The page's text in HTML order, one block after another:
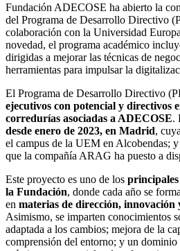
Fundación ADECOSE ha abierto la
del Programa de Desarrollo Directivo
colaboración con la Universidad
novedad, el programa académico
dirigidas a mejorar las técnicas de
herramientas para impulsar la
El Programa de Desarrollo Directivo
ejecutivos con potencial y directivos
corredurías asociadas a ADECOSE.
desde enero de 2023, en Madrid,
el campus de la UEM en Alcobendas; y
que la compañía ARAG ha puesto a
Este proyecto es uno de los
la Fundación, donde cada año se
en materias de dirección, innovación
Asimismo, se imparten conocimientos
adaptada a los cambios; mejora de la
comprensión del entorno; y un dominio